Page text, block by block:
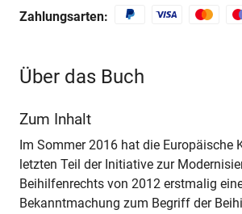
Zahlungsarten:
Über das Buch
Zum Inhalt
Im Sommer 2016 hat die Europäische
letzten Teil der Initiative zur
Beihilfenrechts von 2012 erstmalig
Bekanntmachung zum Begriff der